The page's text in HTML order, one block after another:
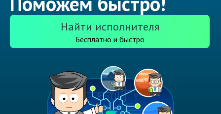
Найти исполнителя
Бесплатно и быстро